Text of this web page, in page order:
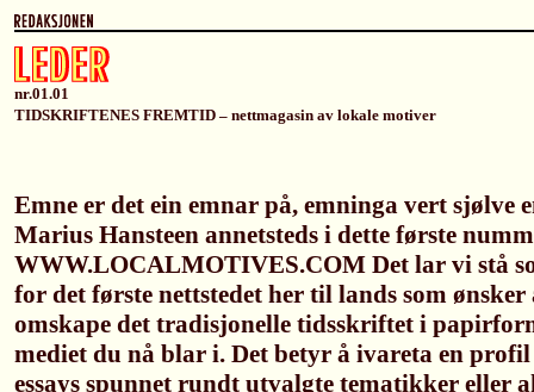
nr.01.01
TIDSKRIFTENES FREMTID – nettmagasin av lokale motiver
Emne er det ein emnar på, emninga vert sjølve
Marius Hansteen annetsteds i dette første
WWW.LOCALMOTIVES.COM Det lar vi stå
for det første nettstedet her til lands som ønsker
omskape det tradisjonelle tidsskriftet i
mediet du nå blar i. Det betyr å ivareta en
essays spunnet rundt utvalgte tematikker eller